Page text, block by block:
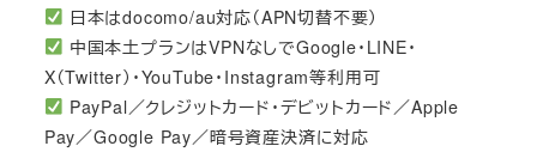
日本はdocomo/au対応（APN切替不要）
中国本土プランはVPNなしでGoogle・LINE・
X（Twitter）・YouTube・Instagram等利用可
PayPal／クレジットカード・デビットカード／Apple
Pay／Google Pay／暗号資産決済に対応